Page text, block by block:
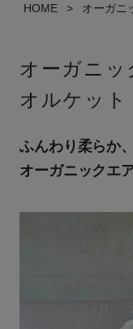
HOME オーガニ
オーガニッ
オルケット
ふんわり柔らか
オーガニックエ